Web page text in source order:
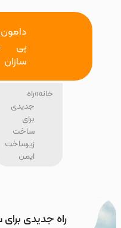
وبلاگ
راه جدیدی برای ساخت